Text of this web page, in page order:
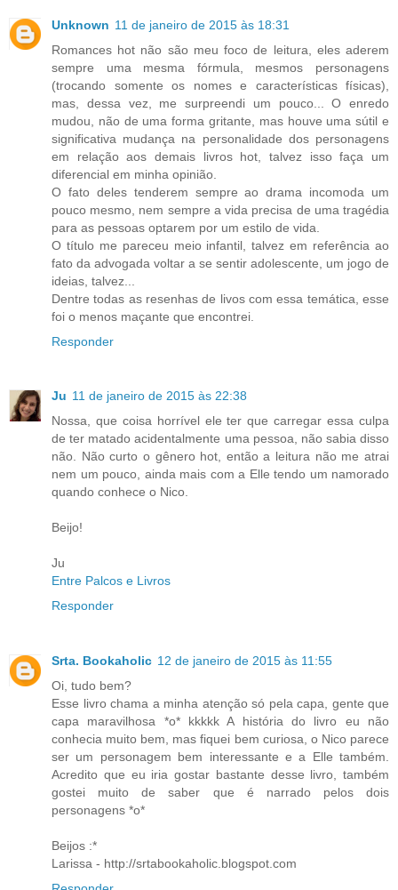
Unknown 11 de janeiro de 2015 às 18:31
Romances hot não são meu foco de leitura, eles aderem
sempre uma mesma fórmula, mesmos personagens
(trocando somente os nomes e características físicas),
mas, dessa vez, me surpreendi um pouco... O enredo
mudou, não de uma forma gritante, mas houve uma sútil e
significativa mudança na personalidade dos personagens
em relação aos demais livros hot, talvez isso faça um
diferencial em minha opinião.
O fato deles tenderem sempre ao drama incomoda um
pouco mesmo, nem sempre a vida precisa de uma tragédia
para as pessoas optarem por um estilo de vida.
O título me pareceu meio infantil, talvez em referência ao
fato da advogada voltar a se sentir adolescente, um jogo de
ideias, talvez...
Dentre todas as resenhas de livos com essa temática, esse
foi o menos maçante que encontrei.
Responder
Ju 11 de janeiro de 2015 às 22:38
Nossa, que coisa horrível ele ter que carregar essa culpa
de ter matado acidentalmente uma pessoa, não sabia disso
não. Não curto o gênero hot, então a leitura não me atrai
nem um pouco, ainda mais com a Elle tendo um namorado
quando conhece o Nico.
Beijo!
Ju
Entre Palcos e Livros
Responder
Srta. Bookaholic 12 de janeiro de 2015 às 11:55
Oi, tudo bem?
Esse livro chama a minha atenção só pela capa, gente que
capa maravilhosa *o* kkkkk A história do livro eu não
conhecia muito bem, mas fiquei bem curiosa, o Nico parece
ser um personagem bem interessante e a Elle também.
Acredito que eu iria gostar bastante desse livro, também
gostei muito de saber que é narrado pelos dois
personagens *o*
Beijos :*
Larissa - http://srtabookaholic.blogspot.com